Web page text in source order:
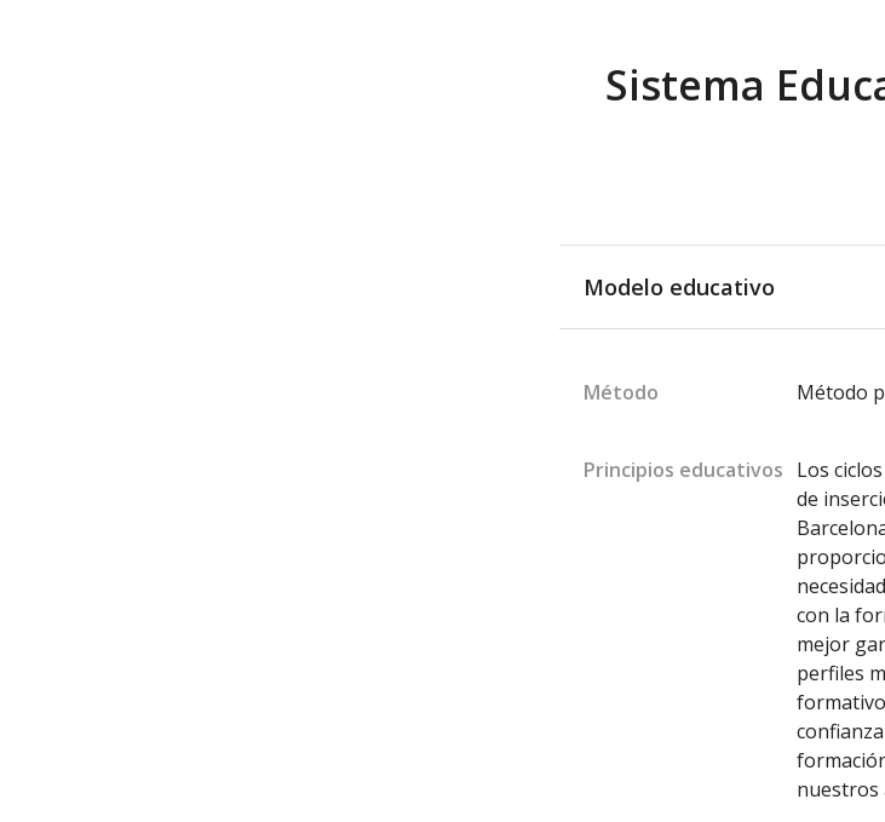
Sistema
Modelo educativo
Método Método
Principios educativos Los
de
con la
mejor
perfiles
nuestros